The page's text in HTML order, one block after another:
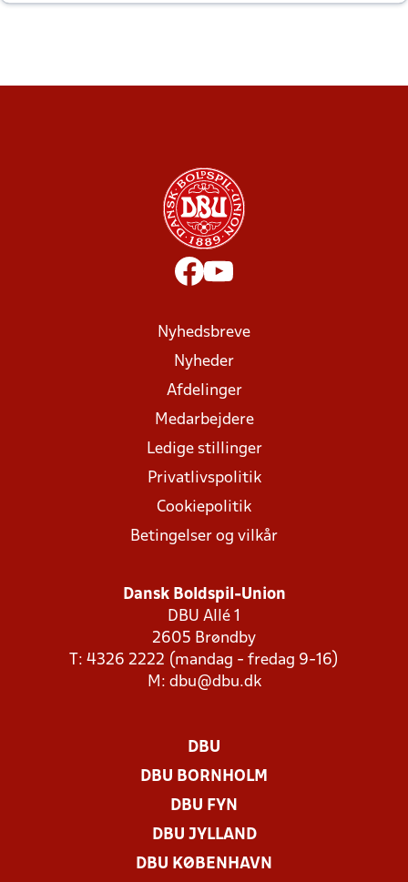
altid til efter kampe?
Nyhedsbreve
Nyheder
Afdelinger
Medarbejdere
Ledige stillinger
Privatlivspolitik
Cookiepolitik
Betingelser og vilkår
Dansk Boldspil-Union
DBU Allé 1
2605 Brøndby
T: 4326 2222 (mandag - fredag 9-16)
M: dbu@dbu.dk
DBU
DBU BORNHOLM
DBU FYN
DBU JYLLAND
DBU KØBENHAVN